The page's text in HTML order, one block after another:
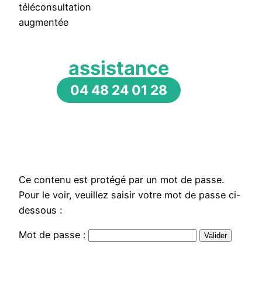
téléconsultation
augmentée
assistance
04 48 24 01 28
Ce contenu est protégé par un mot de passe.
Pour le voir, veuillez saisir votre mot de passe ci-
dessous :
Mot de passe :